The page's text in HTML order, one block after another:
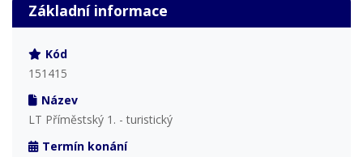
Základní informace
Kód
151415
Název
LT Příměstský 1. - turistický
Termín konání